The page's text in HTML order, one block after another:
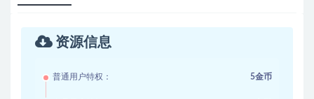
资源信息
普通用户特权： 5金币